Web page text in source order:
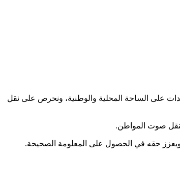
على الساحة المحلية والوطنية، ونحرص على نقل
صوت المواطن.
حقه في الحصول على المعلومة الصحيحة.